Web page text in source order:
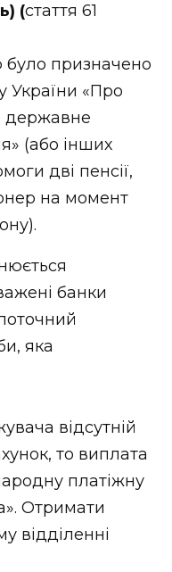
(стаття 61
було призначено
України «Про
державне
(або інших
дві пенсії,
на момент
банки
яка
відсутній
то виплата
платіжну
Отримати
відділенні